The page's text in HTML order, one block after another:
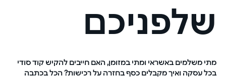
שלפניכם
מתי משלמים באשראי ומתי במזומן, האם חייבים להקיש קוד סודי
בכל עסקה ואיך מקבלים כסף בחזרה על רכישות? הכל בכתבה